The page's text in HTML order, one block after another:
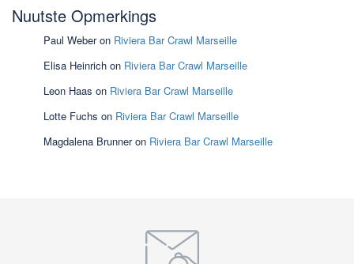
Nuutste Opmerkings
Paul Weberon Riviera Bar Crawl Marseille
Elisa Heinrich on Riviera Bar Crawl Marseille
Leon Haas on Riviera Bar Crawl Marseille
Lotte Fuchs on Riviera Bar Crawl Marseille
Magdalena Brunneron Riviera Bar Crawl Marseille